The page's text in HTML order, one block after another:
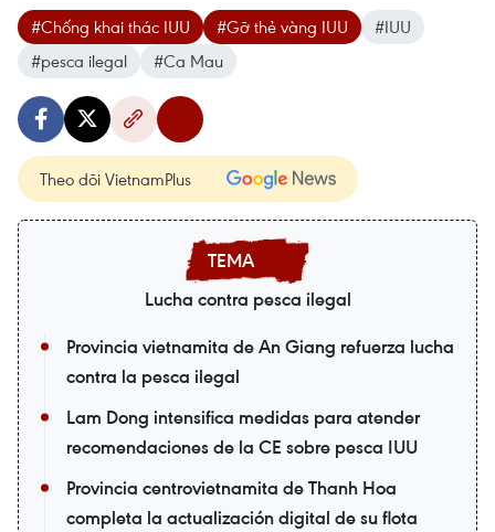
#Chống khai thác IUU #Gỡ thẻ vàng IUU
#IUU
#pesca ilegal
#Ca Mau
Theo dõi VietnamPlus
Lucha contra pesca ilegal
Provincia vietnamita de An Giang refuerza lucha
contra la pesca ilegal
Lam Dong intensifica medidas para atender
recomendaciones de la CE sobre pesca IUU
Provincia centrovietnamita de Thanh Hoa
completa la actualización digital de su flota